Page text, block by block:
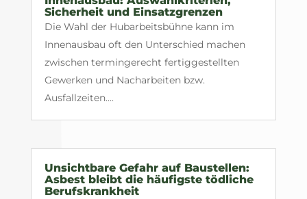
Sicherheit und Einsatzgrenzen
Die Wahl der Hubarbeitsbühne kann im
Innenausbau oft den Unterschied machen
zwischen termingerecht fertiggestellten
Gewerken und Nacharbeiten bzw.
Ausfallzeiten....
Unsichtbare Gefahr auf Baustellen:
Asbest bleibt die häufigste tödliche
Berufskrankheit